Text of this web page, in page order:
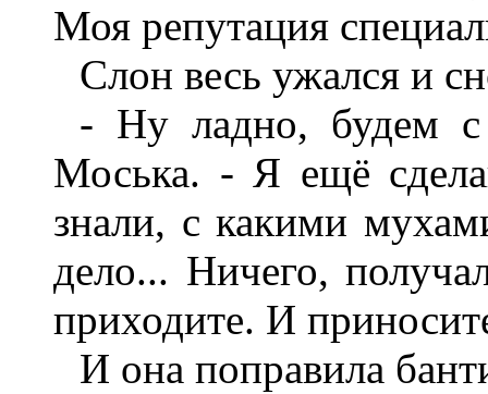
Моя репутация
Слон весь ужался и
- Ну ладно, будем с
Моська. - Я ещё
знали, с какими
дело... Ничего,
приходите. И
И она поправила